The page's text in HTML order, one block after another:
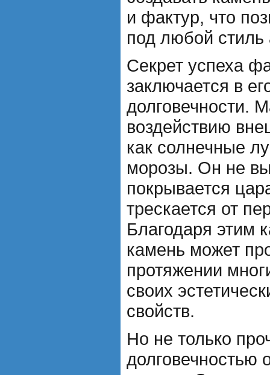
и фактур, что
под любой стиль
Секрет успеха
заключается в
долговечности.
воздействию
как солнечные
морозы. Он не
покрывается
трескается от
Благодаря этим
камень может
протяжении
своих
свойств.
Но не только
долговечностью